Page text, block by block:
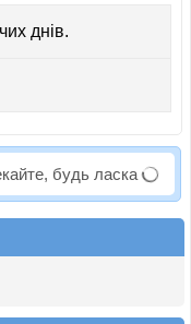
днів.
будь ласка